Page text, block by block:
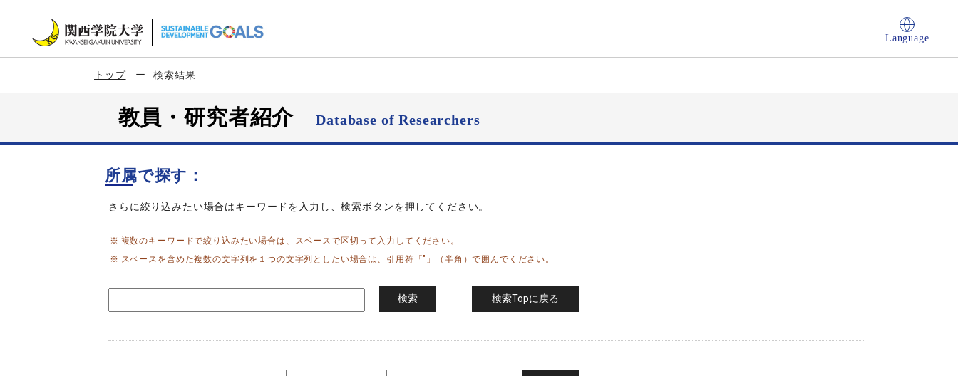
Language
トップ 検索結果
教員・研究者紹介Database of Researchers
所属で探す：
さらに絞り込みたい場合はキーワードを入力し、検索ボタンを押してください。
複数のキーワードで絞り込みたい場合は、スペースで区切って入力してください。
スペースを含めた複数の文字列を１つの文字列としたい場合は、引用符「"」（半角）で囲んでください。